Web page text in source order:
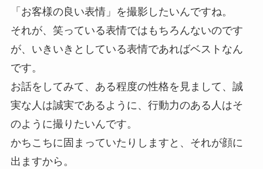
「お客様の良い表情」を撮影したいんですね。
それが、笑っている表情ではもちろんないのです
が、いきいきとしている表情であればベストなん
です。
お話をしてみて、ある程度の性格を見まして、誠
実な人は誠実であるように、行動力のある人はそ
のように撮りたいんです。
かちこちに固まっていたりしますと、それが顔に
出ますから。